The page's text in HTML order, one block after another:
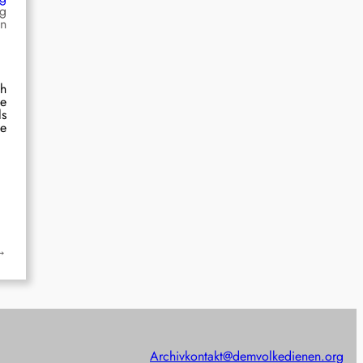
Archivkontakt@demvolkedienen.org